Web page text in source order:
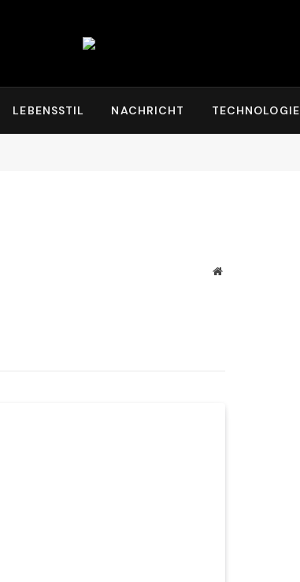
LEBENSSTIL NACHRICHT TECHNOLOGIE
Website